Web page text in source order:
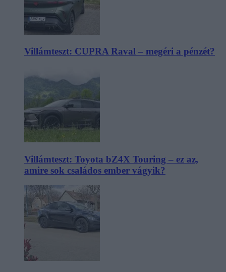
Villámteszt: CUPRA Raval – megéri a pénzét?
Villámteszt: Toyota bZ4X Touring – ez az,
amire sok családos ember vágyik?